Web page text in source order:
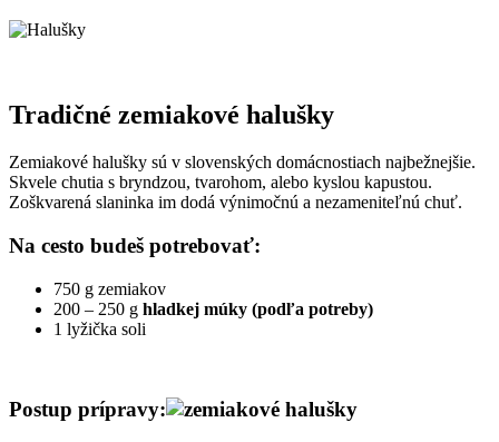
Tradičné zemiakové halušky
Zemiakové halušky sú v slovenských domácnostiach najbežnejšie.
Skvele chutia s bryndzou, tvarohom, alebo kyslou kapustou.
Zoškvarená slaninka im dodá výnimočnú a nezameniteľnú chuť.
Na cesto budeš potrebovať:
750 g zemiakov
200 – 250 g hladkej múky (podľa potreby)
1 lyžička soli
Postup prípravy: